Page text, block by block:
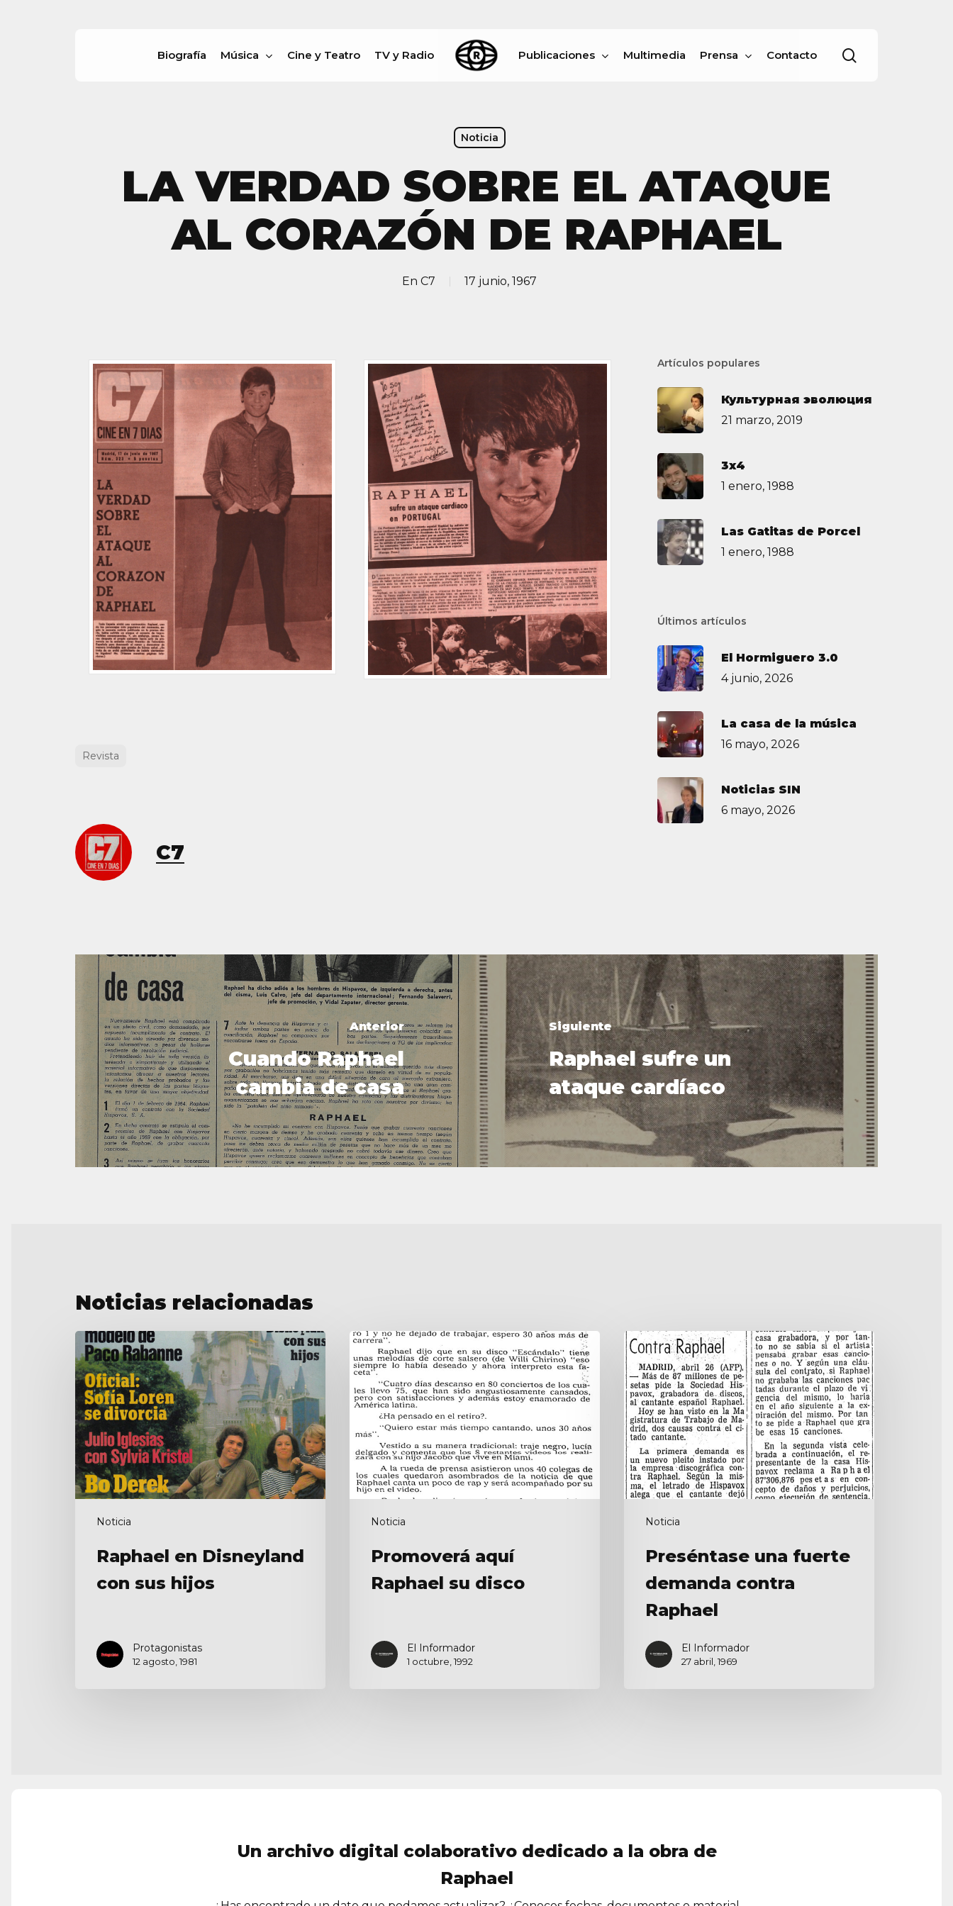
Biografía Música Cine y Teatro TV y Radio Publicaciones Multimedia Prensa Contacto
Noticia
LA VERDAD SOBRE EL ATAQUE
AL CORAZÓN DE RAPHAEL
En C7 17 junio, 1967
Revista
C7
Artículos populares
Культурная эволюция
21 marzo, 2019
3х4
1 enero, 1988
Las Gatitas de Porcel
1 enero, 1988
Últimos artículos
El Hormiguero 3.0
4 junio, 2026
La casa de la música
16 mayo, 2026
Noticias SIN
6 mayo, 2026
Anterior
Cuando Raphael
cambia de casa
Siguiente
Raphael sufre un
ataque cardíaco
Noticias relacionadas
Noticia
Raphael
en
Disneyland
con
sus
hijos
Raphael en Disneyland
con sus hijos
Protagonistas
12 agosto, 1981
Noticia
Promoverá
aquí
Raphael
su
disco
Promoverá aquí
Raphael su disco
El Informador
1 octubre, 1992
Noticia
Preséntase
una
fuerte
demanda
contra
Raphael
Preséntase una fuerte
demanda contra
Raphael
El Informador
27 abril, 1969
Un archivo digital colaborativo dedicado a la obra de
Raphael